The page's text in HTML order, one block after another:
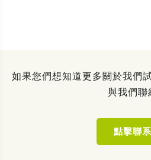
如果您們想知道更多關於我們
與我們聯
點擊聯系